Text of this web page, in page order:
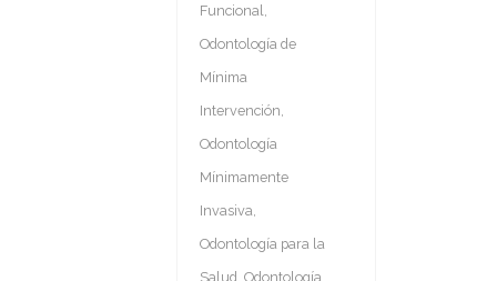
Funcional
Odontología de
Mínima
Intervención
Odontología
Mínimamente
Invasiva
Odontología para la
Salud Odontología